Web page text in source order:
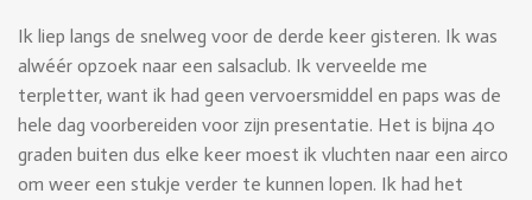
Ik liep langs de snelweg voor de derde keer gisteren. Ik was
alwéér opzoek naar een salsaclub. Ik verveelde me
terpletter, want ik had geen vervoersmiddel en paps was de
hele dag voorbereiden voor zijn presentatie. Het is bijna 40
graden buiten dus elke keer moest ik vluchten naar een airco
om weer een stukje verder te kunnen lopen. Ik had het